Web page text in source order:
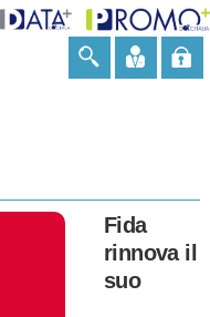
Fida
rinnova il
suo